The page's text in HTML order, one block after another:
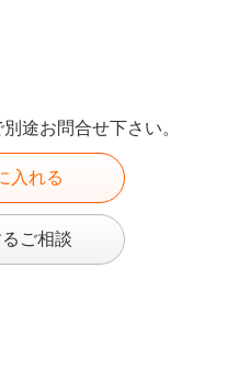
途お問合せ下さい。
入れる
ご相談